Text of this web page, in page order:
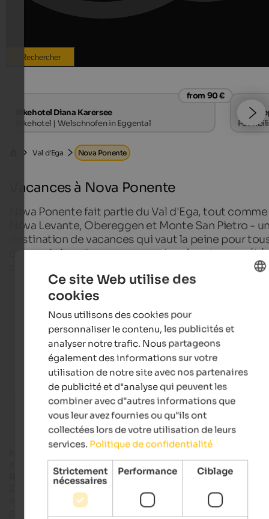
Rechercher
from 90 €
Bikehotel Diana Karersee
Bikehotel | Welschnofen in Eggental
Haus
Val d'Ega Nova Ponente
Vacances à Nova Ponente
Nova Ponente fait partie du Val d'Ega, tout comme
Nova Levante, Obereggen et Monte San Pietro -
destination de vacances qui vaut la peine pour
ceux qui aiment se promener dans la nature en été
Toutes les localités de la région
Hotels in Deutschnofen
Apartments in Deutschnofen
Nova Ponente est la plus grande commune du
entourée par les imposants sommets
du Latemar
Rosengartenetdu Sciliar. S'y ajoutent les sommets du
d'Ega de Monte San Pietro
font également
Ce site Web utilise des
cookies
Nous utilisons des cookies pour
personnaliser le contenu, les publicités et
analyser notre trafic. Nous partageons
également des informations sur votre
utilisation de notre site avec nos partenaires
de publicité et d"analyse qui peuvent les
combiner avec d"autres informations que
vous leur avez fournies ou qu"ils ont
collectées lors de votre utilisation de leurs
services. Politique de confidentialité
Strictement
nécessaires
Performance Ciblage